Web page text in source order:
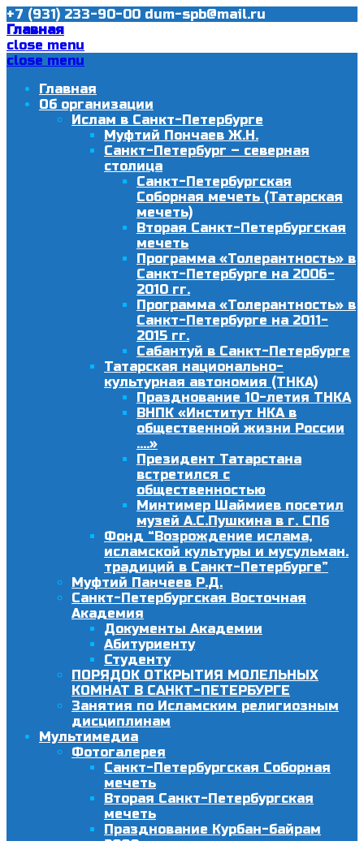
+7 (931) 233-90-00 dum-spb@mail.ru
Главная
close menu
close menu
Главная
Об организации
Ислам в Санкт-Петербурге
Муфтий Пончаев Ж.Н.
Санкт-Петербург – северная
столица
Санкт-Петербургская
Соборная мечеть (Татарская
мечеть)
Вторая Санкт-Петербургская
мечеть
Программа «Толерантность» в
Санкт-Петербурге на 2006-
2010 гг.
Программа «Толерантность» в
Санкт-Петербурге на 2011-
2015 гг.
Сабантуй в Санкт-Петербурге
Татарская национально-
культурная автономия (ТНКА)
Празднование 10-летия ТНКА
ВНПК «Институт НКА в
общественной жизни России
….»
Президент Татарстана
встретился с
общественностью
Минтимер Шаймиев посетил
музей А.С.Пушкина в г. СПб
Фонд “Возрождение ислама,
исламской культуры и мусульман.
традиций в Санкт-Петербурге”
Муфтий Панчеев Р.Д.
Санкт-Петербургская Восточная
Академия
Документы Академии
Абитуриенту
Студенту
ПОРЯДОК ОТКРЫТИЯ МОЛЕЛЬНЫХ
КОМНАТ В САНКТ-ПЕТЕРБУРГЕ
Занятия по Исламским религиозным
дисциплинам
Мультимедиа
Фотогалерея
Санкт-Петербургская Соборная
мечеть
Вторая Санкт-Петербургская
мечеть
Празднование Курбан-байрам